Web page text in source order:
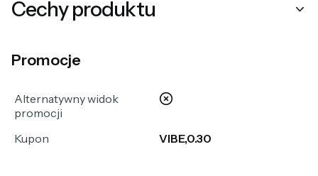
Cechy produktu
Promocje
Alternatywny widok
promocji
nie
Kupon VIBE,0.30